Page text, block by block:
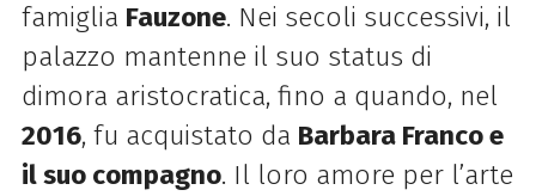
famiglia Fauzone. Nei secoli successivi, il
palazzo mantenne il suo status di
dimora aristocratica, fino a quando, nel
2016, fu acquistato da Barbara Franco e
il suo compagno. Il loro amore per l’arte